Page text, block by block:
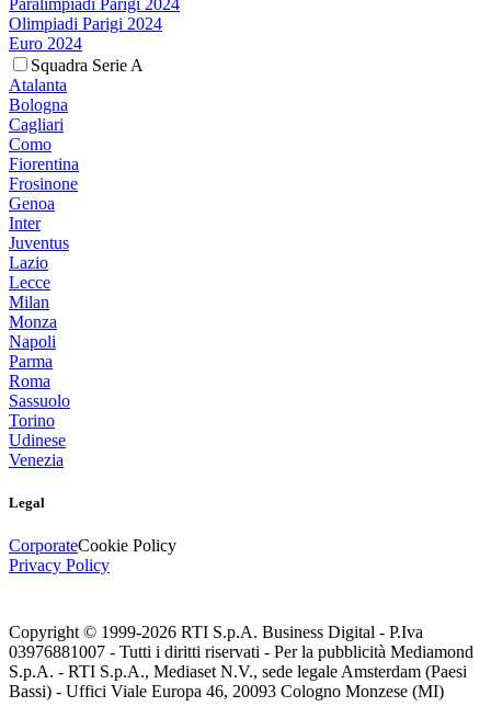
Olimpiadi Parigi 2024
Euro 2024
Squadra Serie A
Atalanta
Bologna
Cagliari
Como
Fiorentina
Frosinone
Genoa
Inter
Juventus
Lazio
Lecce
Milan
Monza
Napoli
Parma
Roma
Sassuolo
Torino
Udinese
Venezia
Legal
CorporateCookie Policy
Privacy Policy
Copyright © 1999-2026 RTI S.p.A. Business Digital - P.Iva
03976881007 - Tutti i diritti riservati - Per la pubblicità Mediamond
S.p.A. - RTI S.p.A., Mediaset N.V., sede legale Amsterdam (Paesi
Bassi) - Uffici Viale Europa 46, 20093 Cologno Monzese (MI)